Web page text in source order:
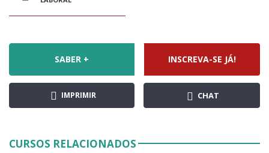
SABER + INSCREVA-SE JÁ!
IMPRIMIR CHAT
CURSOS RELACIONADOS